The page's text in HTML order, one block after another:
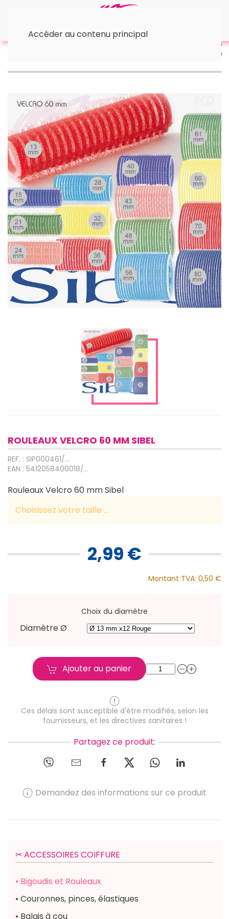
Accéder au contenu principal
ROULEAUX VELCRO 60 MM SIBEL
REF. : SIP000461/...
EAN : 5412058400018/...
Rouleaux Velcro 60 mm Sibel
Choisissez votre taille ...
2,99 €
Montant TVA: 0,50 €
Choix du diamètre
Diamètre Ø
Ajouter au panier
Ces délais sont susceptible d'être modifiés, selon les
fournisseurs, et les directives sanitaires !
Partagez ce produit:
Demandez des informations sur ce produit
✂︎ ACCESSOIRES COIFFURE
• Bigoudis et Rouleaux
• Couronnes, pinces, élastiques
• Balais à cou